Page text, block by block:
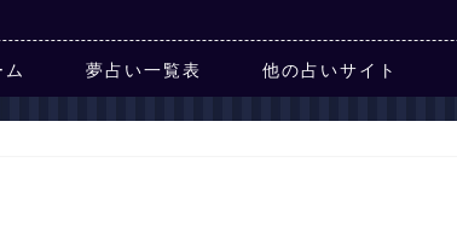
ム 夢占い一覧表 他の占いサイト